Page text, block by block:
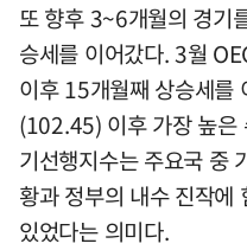
또 향후 3~6개월의 경기
승세를 이어갔다. 3월
이후 15개월째 상승세를
(102.45) 이후 가장 높은
기선행지수는 주요국 중
황과 정부의 내수 진작에
있었다는 의미다.